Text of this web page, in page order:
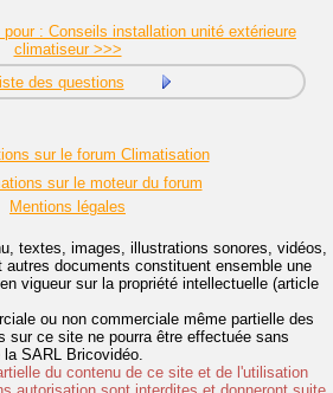
: Conseils installation unité extérieure
climatiseur >>>
Liste des questions
sur le forum Climatisation
sur le moteur du forum
Mentions légales
textes, images, illustrations sonores, vidéos,
documents constituent ensemble une
vigueur sur la propriété intellectuelle (article
ou non commerciale même partielle des
sur ce site ne pourra être effectuée sans
SARL Bricovidéo.
du contenu de ce site et de l'utilisation